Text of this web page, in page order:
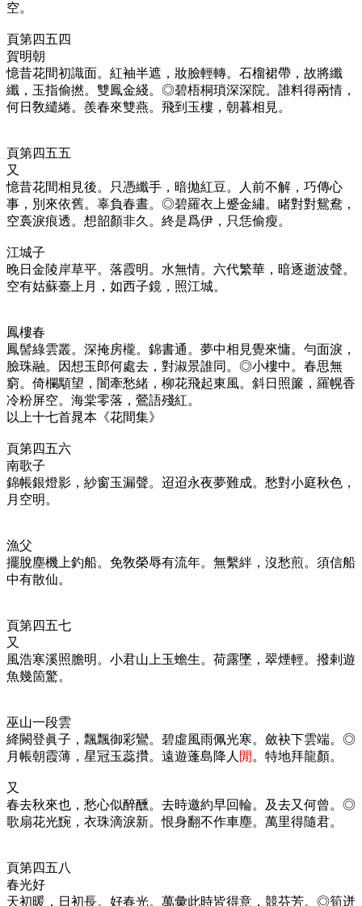
空。
頁第四五四
賀明朝
憶昔花間初識面。紅袖半遮，妝臉輕轉。石榴裙帶，故將纖
纖，玉指偷撚。雙鳳金綫。◎碧梧桐瑣深深院。誰料得兩情，
何日敎繾綣。羨春來雙燕。飛到玉樓，朝暮相見。
頁第四五五
又
憶昔花間相見後。只憑纖手，暗拋紅豆。人前不解，巧傳心
事，別來依舊。辜負春晝。◎碧羅衣上蹙金繡。睹對對鴛鴦，
空裛淚痕透。想韶顏非久。終是爲伊，只恁偷瘦。
江城子
晚日金陵岸草平。落霞明。水無情。六代繁華，暗逐逝波聲。
空有姑蘇臺上月，如西子鏡，照江城。
鳳樓春
鳳髻綠雲叢。深掩房櫳。錦書通。夢中相見覺來慵。勻面淚，
臉珠融。因想玉郎何處去，對淑景誰同。◎小樓中。春思無
窮。倚欄顒望，闇牽愁緒，柳花飛起東風。斜日照簾，羅幌香
冷粉屏空。海棠零落，鶯語殘紅。
以上十七首晁本《花間集》
頁第四五六
南歌子
錦帳銀燈影，紗窗玉漏聲。迢迢永夜夢難成。愁對小庭秋色，
月空明。
漁父
擺脫塵機上釣船。免敎榮辱有流年。無繫絆，沒愁煎。須信船
中有散仙。
頁第四五七
又
風浩寒溪照膽明。小君山上玉蟾生。荷露墜，翠煙輕。撥剌遊
魚幾箇驚。
巫山一段雲
絳闕登眞子，飄飄御彩鸞。碧虛風雨佩光寒。斂袂下雲端。◎
月帳朝霞薄，星冠玉蕊攢。遠遊蓬島降人 閒。特地拜龍顏。
又
春去秋來也，愁心似醉醺。去時邀約早回輪。及去又何曾。◎
歌扇花光黦，衣珠滴淚新。恨身翻不作車塵。萬里得隨君。
頁第四五八
春光好
天初暖，日初長。好春光。萬彙此時皆得意，競芬芳。◎筍迸